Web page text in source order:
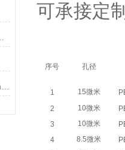
可承接定
序号 孔径
1 15微米
2
10微米
3
10微米
4
8.5微米